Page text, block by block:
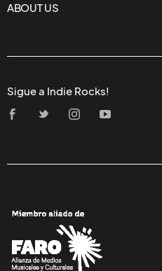
ABOUT US
Sigue a Indie Rocks!